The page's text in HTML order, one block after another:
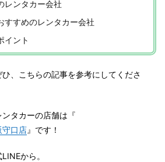
レンタカー会社
すすめのレンタカー会社
イント
、こちらの記事を参考にしてくださ
タカーの店舗は『
守口店』です！
から。